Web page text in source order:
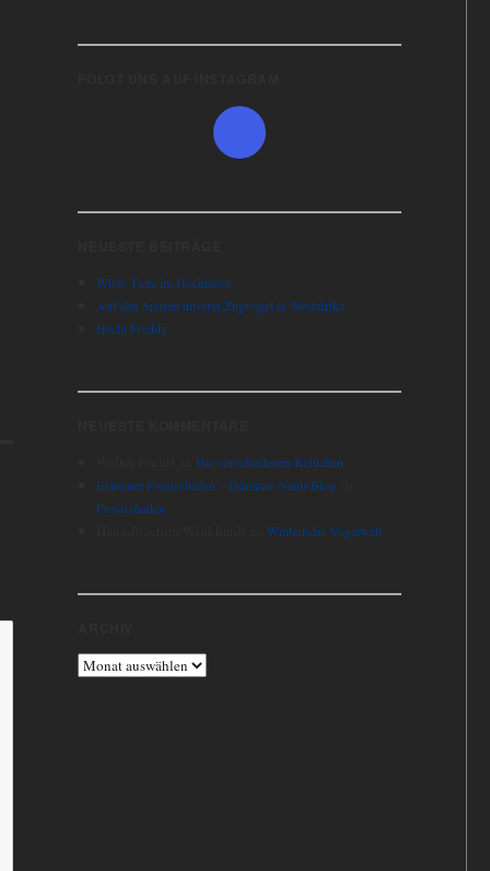
Wilde Tiere im Hochmoor
Auf den Spuren unserer Zugvögel in Westafrika
Hecht Freddy
Die verschiedenen Kehlchen
Extremer Frostschaden – Dümmer Natur-Blogzu
Frostschaden
Winterliche Vogelwelt
Archiv